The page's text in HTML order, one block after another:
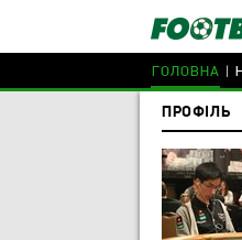
ГОЛОВНА
ПРОФІЛЬ